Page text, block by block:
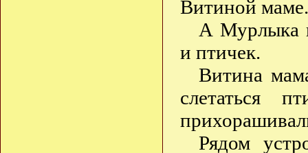
Витиной маме.
А Мурлыка
и птичек.
Витина
слетаться
Рядом